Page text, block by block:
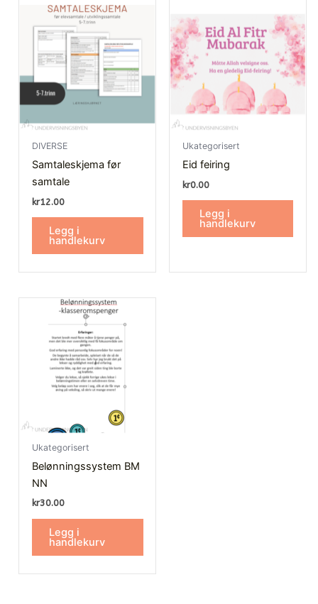
DIVERSE
Samtaleskjema før
samtale
kr12.00
Legg i
handlekurv
Ukategorisert
Eid feiring
kr0.00
Legg i
handlekurv
Ukategorisert
Belønningssystem BM
NN
kr30.00
Legg i
handlekurv